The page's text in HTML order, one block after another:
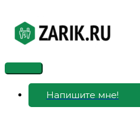
содержимому
Главное
меню
Напишите мне!